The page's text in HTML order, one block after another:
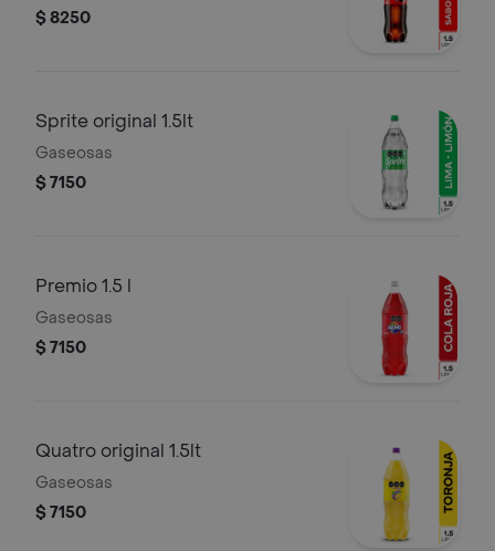
$ 8250
Sprite original 1.5lt
Gaseosas
$ 7150
Premio 1.5 l
Gaseosas
$ 7150
Quatro original 1.5lt
Gaseosas
$ 7150